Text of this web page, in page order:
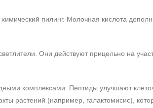
пилинг. Молочная кислота
Они действуют прицельно на
комплексами. Пептиды улучшают
растений (например, галактомисис),
89